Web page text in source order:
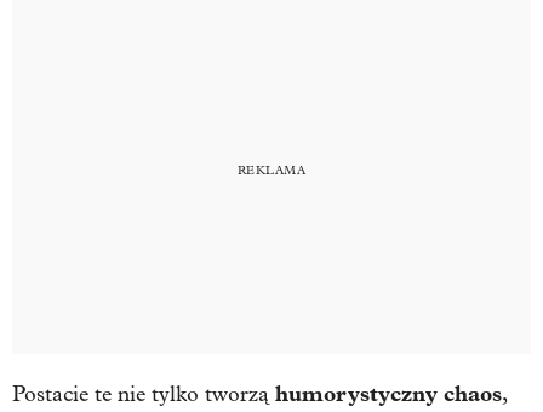
Postacie te nie tylko tworzą humorystyczny chaos,